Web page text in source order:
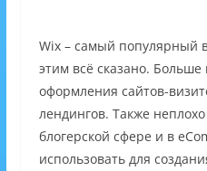
Wix – самый популярный
этим всё сказано. Больше
оформления сайтов-
лендингов. Также
блогерской сфере и в
использовать для